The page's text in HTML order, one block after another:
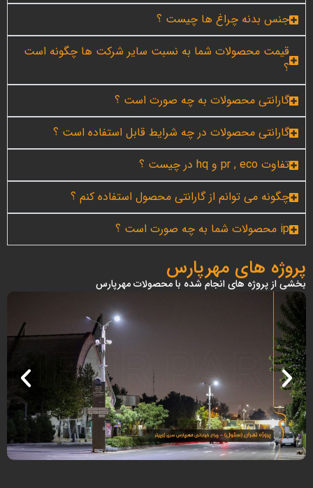
جنس بدنه چراغ ها چیست ؟
قیمت محصولات شما به نسبت سایر شرکت ها چگونه است
؟
گارانتی محصولات به چه صورت است ؟
گارانتی محصولات در چه شرایط قابل استفاده است ؟
تفاوت pr , eco و hq در چیست ؟
چگونه می توانم از گارانتی محصول استفاده کنم ؟
ip محصولات شما به چه صورت است ؟
پروژه های مهرپارس
بخشی از پروژه های انجام شده با محصولات مهرپارس